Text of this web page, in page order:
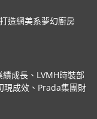
造網美系夢幻廚房
績成長、LVMH時裝部
現成效、Prada集團財